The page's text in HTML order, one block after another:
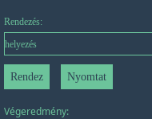
Rendezés:
Végeredmény: